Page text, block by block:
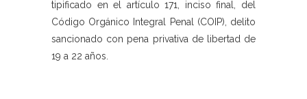
tipificado en el artículo 171, inciso final, del
Código Orgánico Integral Penal (COIP), delito
sancionado con pena privativa de libertad de
19 a 22 años.